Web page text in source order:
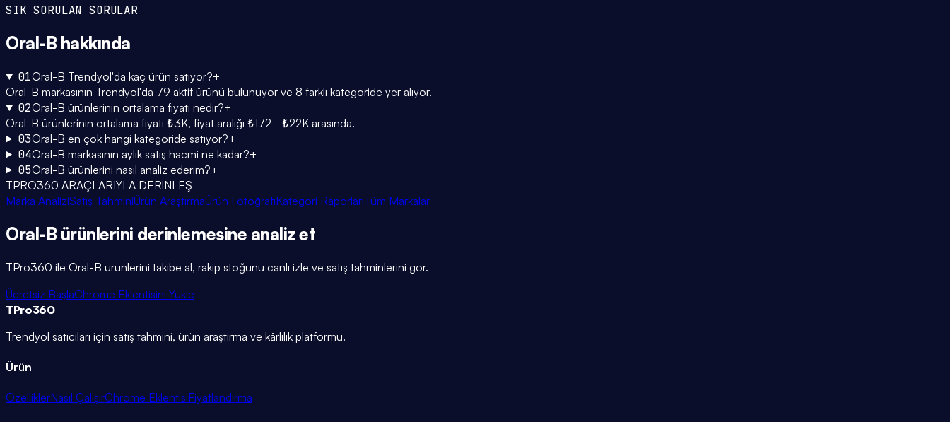
SIK SORULAN SORULAR
Oral-B hakkında
01Oral-B Trendyol'da kaç ürün satıyor?+
Oral-B markasının Trendyol'da 79 aktif ürünü bulunuyor ve 8 farklı kategoride yer alıyor.
02Oral-B ürünlerinin ortalama fiyatı nedir?+
Oral-B ürünlerinin ortalama fiyatı ₺3K, fiyat aralığı ₺172–₺22K arasında.
03Oral-B en çok hangi kategoride satıyor?+
04Oral-B markasının aylık satış hacmi ne kadar?+
05Oral-B ürünlerini nasıl analiz ederim?+
TPRO360 ARAÇLARIYLA DERİNLEŞ
Marka AnaliziSatış TahminiÜrün AraştırmaÜrün FotoğrafıKategori RaporlarıTüm Markalar
Oral-B ürünlerini derinlemesine analiz et
TPro360 ile Oral-B ürünlerini takibe al, rakip stoğunu canlı izle ve satış tahminlerini gör.
Ücretsiz BaşlaChrome Eklentisini Yükle
TPro360
Trendyol satıcıları için satış tahmini, ürün araştırma ve kârlılık platformu.
Ürün
ÖzelliklerNasıl ÇalışırChrome EklentisiFiyatlandırma